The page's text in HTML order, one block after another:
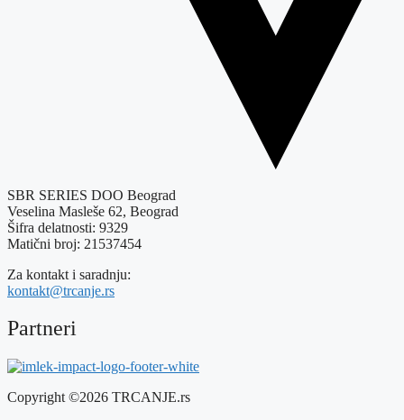
SBR SERIES DOO Beograd
Veselina Masleše 62, Beograd
Šifra delatnosti: 9329
Matični broj: 21537454
Za kontakt i saradnju:
kontakt@trcanje.rs
Partneri
Copyright ©2026 TRCANJE.rs